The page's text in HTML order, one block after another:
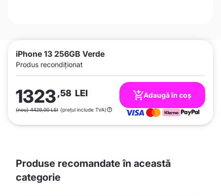
iPhone 13 256GB Verde
Produs recondiționat
1323,58 LEI
(nou) 4429,00 LEI (prețul include TVA)
Adaugă în coș
Produse recomandate în această
categorie